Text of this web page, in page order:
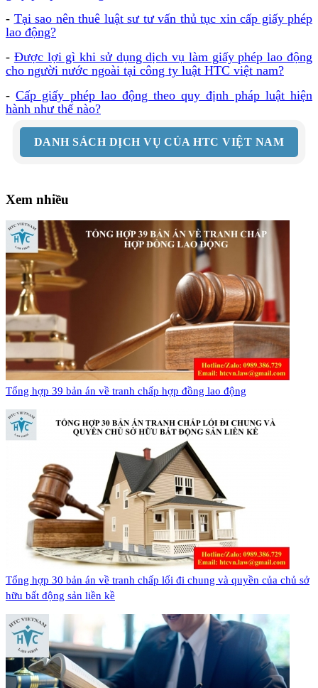
- Tại sao nên thuê luật sư tư vấn thủ tục xin cấp giấy phép
lao động?
- Được lợi gì khi sử dụng dịch vụ làm giấy phép lao động
cho người nước ngoài tại công ty luật HTC việt nam?
-Cấp giấy phép lao động theo quy định pháp luật hiện
hành như thế nào?
DANH SÁCH DỊCH VỤ CỦA HTC VIỆT NAM
Xem nhiều
​Tổng hợp 39 bản án về tranh chấp hợp đồng lao động
​Tổng hợp 30 bản án về tranh chấp lối đi chung và quyền của chủ sở
hữu bất động sản liền kề